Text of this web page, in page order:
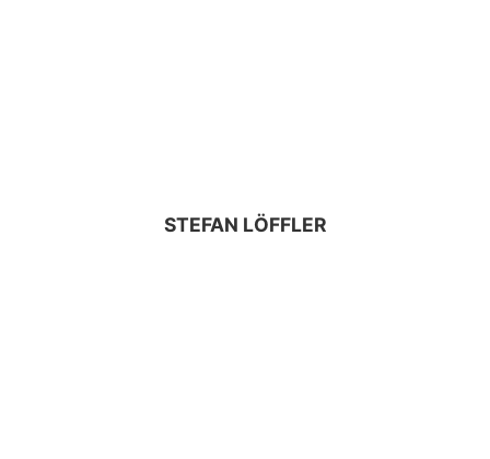
STEFAN LÖFFLER